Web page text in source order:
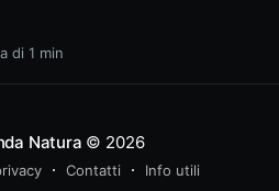
di 1 min
Natura © 2026
Contatti Info utili